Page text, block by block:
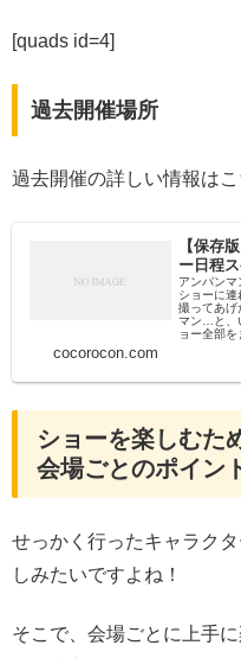
[quads id=4]
過去開催場所
過去開催の詳しい情報は
【保存
ー日程
アンパン
ショーに
撮ってあげ
マン…と、
ョー全部
cocorocon.com
ショーを楽しむた
会場ごとのポイン
せっかく行ったキャラク
しみたいですよね！
そこで、会場ごとに上手